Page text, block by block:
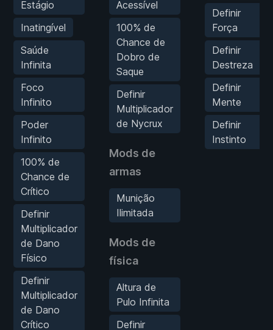
Estágio
Inatingível
Saúde
Infinita
Foco
Infinito
Poder
Infinito
100% de
Chance de
Crítico
Definir
Multiplicador
de Dano
Físico
Definir
Multiplicador
de Dano
Crítico
Acessível
100% de
Chance de
Dobro de
Saque
Definir
Multiplicador
de Nycrux
Mods de
armas
Munição
Ilimitada
Mods de
física
Altura de
Pulo Infinita
Definir
Definir
Força
Definir
Destreza
Definir
Mente
Definir
Instinto